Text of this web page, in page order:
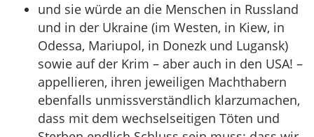
und sie würde an die Menschen in Russland
und in der Ukraine (im Westen, in Kiew, in
Odessa, Mariupol, in Donezk und Lugansk)
sowie auf der Krim – aber auch in den USA! –
appellieren, ihren jeweiligen Machthabern
ebenfalls unmissverständlich klarzumachen,
dass mit dem wechselseitigen Töten und